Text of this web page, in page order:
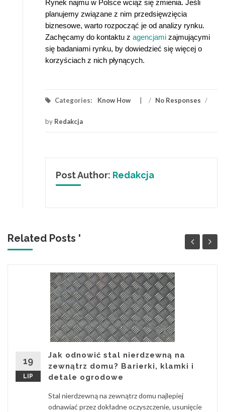
Rynek najmu w Polsce wciąż się zmienia. Jeśli
planujemy związane z nim przedsięwzięcia
biznesowe, warto rozpocząć je od analizy rynku.
Zachęcamy do kontaktu z agencjami zajmującymi
się badaniami rynku, by dowiedzieć się więcej o
korzyściach z nich płynących.
Categories: Know How / No Responses /
by Redakcja
Post Author: Redakcja
Related Posts '
19
LIP
Jak odnowić stal nierdzewną na
zewnątrz domu? Barierki, klamki i
detale ogrodowe
Stal nierdzewną na zewnątrz domu najlepiej
odnawiać przez dokładne oczyszczenie, usunięcie